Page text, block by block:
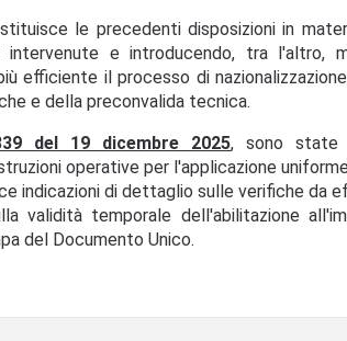
le precedenti disposizioni in
intervenute e introducendo, tra l'altro,
efficiente il processo di
e della preconvalida tecnica.
del 19 dicembre 2025, sono state
operative per l'applicazione
indicazioni di dettaglio sulle verifiche
validità temporale dell'abilitazione
del Documento Unico.